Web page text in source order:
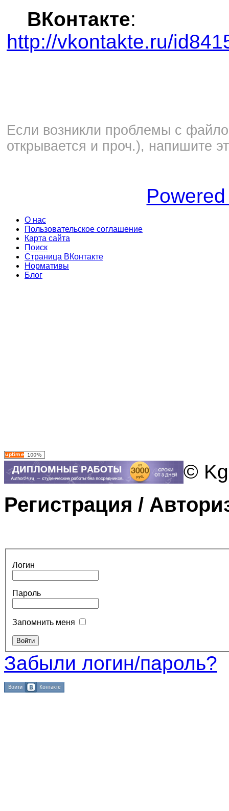
ВКонтакте:
http://vkontakte.ru/
Если возникли проблемы с
открывается и проч.), напишите
О нас
Пользовательское соглашение
Карта сайта
Поиск
Страница ВКонтакте
Нормативы
Блог
©
Регистрация /
Логин
Пароль
Запомнить меня
Забыли логин/пароль?